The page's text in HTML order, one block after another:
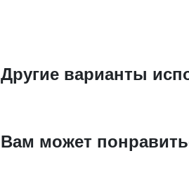
Другие варианты
Вам может